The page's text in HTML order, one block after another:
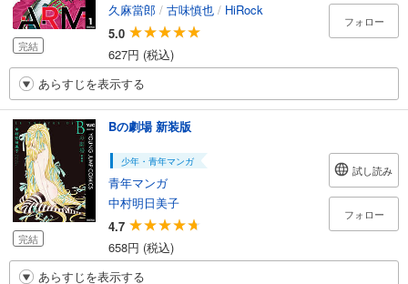
完結
久麻當郎 / 古味慎也 / HiRock
5.0
627円 (税込)
フォロー
あらすじを表示する
完結
Bの劇場 新装版
少年・青年マンガ
青年マンガ
中村明日美子
4.7
658円 (税込)
試し読み
フォロー
あらすじを表示する